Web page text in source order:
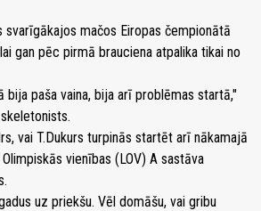
mačos Eiropas čempionātā
gan pēc pirmā brauciena atpalika tikai no
bija paša vaina, bija arī problēmas startā,"
vai T.Dukurs turpinās startēt arī nākamajā
vienības (LOV) A sastāva
uz priekšu. Vēl domāšu, vai gribu